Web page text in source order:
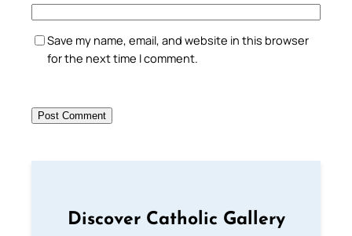
Save my name, email, and website in this browser
for the next time I comment.
Discover Catholic Gallery